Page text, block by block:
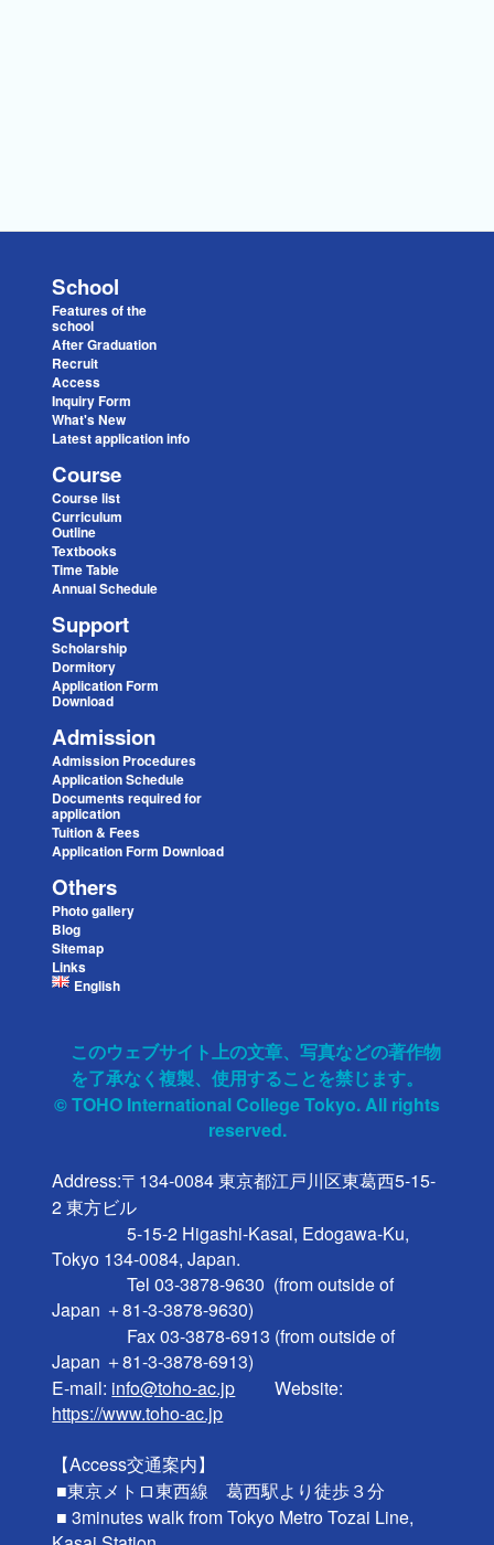
School
Features of the
school
After Graduation
Recruit
Access
Inquiry Form
What's New
Latest application info
Course
Course list
Curriculum
Outline
Textbooks
Time Table
Annual Schedule
Support
Scholarship
Dormitory
Application Form
Download
Admission
Admission Procedures
Application Schedule
Documents required for
application
Tuition & Fees
Application Form Download
Others
Photo gallery
Blog
Sitemap
Links
English
このウェブサイト上の文章、写真などの著作物
を了承なく複製、使用することを禁じます。
© TOHO International College Tokyo. All rights
reserved.
Address:〒134-0084 東京都江戸川区東葛西5-15-
2 東方ビル
                 5-15-2 Higashi-Kasai, Edogawa-Ku,
Tokyo 134-0084, Japan.
                 Tel 03-3878-9630  (from outside of
Japan ＋81-3-3878-9630)
Japan ＋81-3-3878-6913)
E-mail: info@toho-ac.jp
https://www.toho-ac.jp
【Access交通案内】